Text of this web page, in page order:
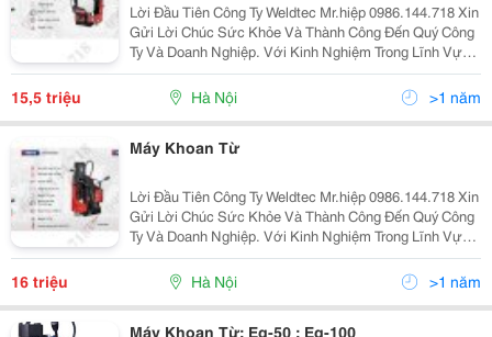
Lời Đầu Tiên Công Ty Weldtec Mr.hiệp 0986.144.718 Xin
Gửi Lời Chúc Sức Khỏe Và Thành Công Đến Quý Công
Ty Và Doanh Nghiệp. Với Kinh Nghiệm Trong Lĩnh Vực
Cung Cấp Thiết Bị Và Vật Liệu Hàn, Cắt Weldtec Tự Hào
Là Doanh Nghiệp Lớn Và Uy Tín Hàng Đầu Việ
15,5 triệu Hà Nội >1 năm
Máy Khoan Từ
Lời Đầu Tiên Công Ty Weldtec Mr.hiệp 0986.144.718 Xin
Gửi Lời Chúc Sức Khỏe Và Thành Công Đến Quý Công
Ty Và Doanh Nghiệp. Với Kinh Nghiệm Trong Lĩnh Vực
Cung Cấp Thiết Bị Và Vật Liệu Hàn, Cắt Weldtec Tự Hào
Là Doanh Nghiệp Lớn Và Uy Tín Hàng Đầu Việ
16 triệu Hà Nội >1 năm
Máy Khoan Từ: Eq-50 : Eq-100